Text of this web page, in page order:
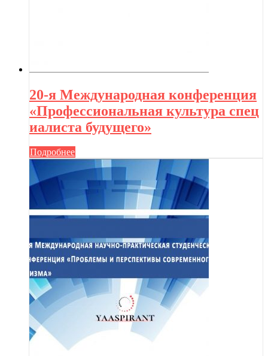
20-я Международная конференция
«Профессиональная культура спец
иалиста будущего»
Подробнее